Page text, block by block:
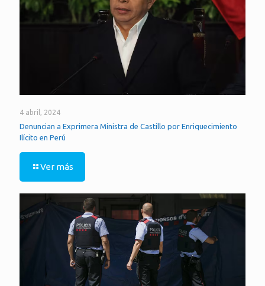
4 abril, 2024
Denuncian a Exprimera Ministra de Castillo por Enriquecimiento
Ilícito en Perú
Ver más